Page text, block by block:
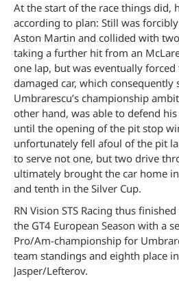
At the start of the race things did,
according to plan: Still was
Aston Martin and collided with
taking a further hit from an
one lap, but was eventually
damaged car, which consequently
Umbrarescu’s championship
other hand, was able to defend
until the opening of the pit stop
unfortunately fell afoul of the pit
to serve not one, but two drive
ultimately brought the car home
and tenth in the Silver Cup.
RN Vision STS Racing thus
the GT4 European Season with a
Pro/Am-championship for
team standings and eighth place
Jasper/Lefterov.